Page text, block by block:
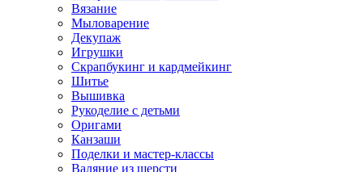
Вязание
Мыловарение
Декупаж
Игрушки
Скрапбукинг и кардмейкинг
Шитье
Вышивка
Рукоделие с детьми
Оригами
Канзаши
Поделки и мастер-классы
Валяние из шерсти